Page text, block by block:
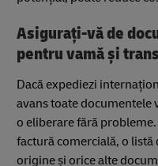
Asigurați-vă de
pentru vamă și
Dacă expediezi
avans toate documentele
o eliberare fără
factură comercială, o
origine și orice alte